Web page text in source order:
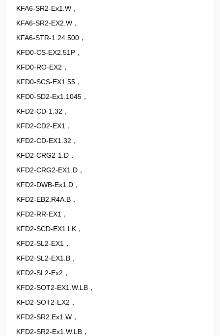
KFA6-SR2-Ex1.W，
KFA6-SR2-EX2.W，
KFA6-STR-1.24.500，
KFD0-CS-EX2.51P，
KFD0-RO-EX2，
KFD0-SCS-EX1.55，
KFD0-SD2-Ex1.1045，
KFD2-CD-1.32，
KFD2-CD2-EX1，
KFD2-CD-EX1.32，
KFD2-CRG2-1.D，
KFD2-CRG2-EX1.D，
KFD2-DWB-Ex1.D，
KFD2-EB2.R4A.B，
KFD2-RR-EX1，
KFD2-SCD-EX1.LK，
KFD2-SL2-EX1，
KFD2-SL2-EX1.B，
KFD2-SL2-Ex2，
KFD2-SOT2-EX1.W.LB，
KFD2-SOT2-EX2，
KFD2-SR2.Ex1.W，
KFD2-SR2-Ex1.W.LB，